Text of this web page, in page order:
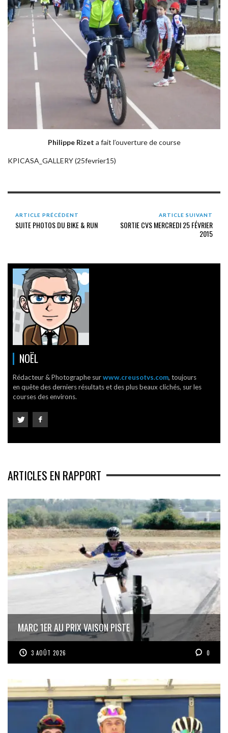
Philippe Rizet a fait l’ouverture de course
KPICASA_GALLERY (25fevrier15)
ARTICLE PRÉCÉDENT
SUITE PHOTOS DU BIKE & RUN
ARTICLE SUIVANT
SORTIE CVS MERCREDI 25 FÉVRIER
2015
NOËL
Rédacteur & Photographe surwww.creusotvs.com, toujours
en quête des derniers résultats et des plus beaux clichés, sur les
courses des environs.
ARTICLES EN RAPPORT
MARC 1ER AU PRIX VAISON PISTE
3 AOÛT 2026 0